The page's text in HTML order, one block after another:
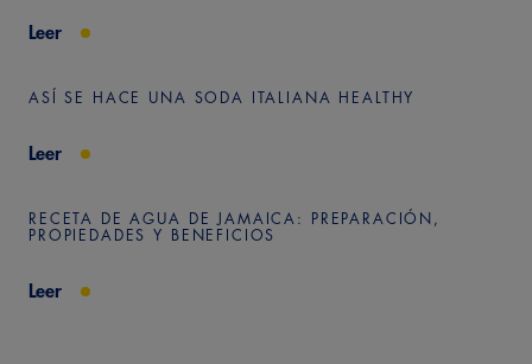
Leer
ASÍ SE HACE UNA SODA ITALIANA HEALTHY
Leer
RECETA DE AGUA DE JAMAICA: PREPARACIÓN,
PROPIEDADES Y BENEFICIOS
Leer